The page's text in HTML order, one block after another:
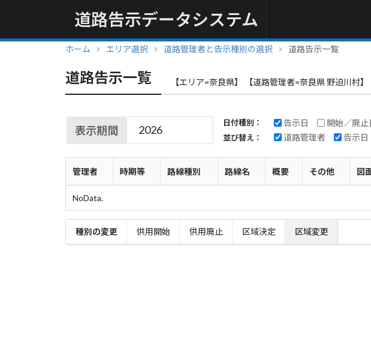
道路告示データシステム
ホーム エリア選択 道路管理者と告示種別の選択 道路告示一覧
道路告示一覧 【エリア=奈良県】 【道路管理者=奈良県 野迫川村】
表示期間
日付種別： 告示日 開始／廃止
並び替え： 道路管理者 告示日
管理者 時期等 路線種別 路線名 概要 その他 図
NoData.
種別の変更 供用開始 供用廃止 区域決定 区域変更